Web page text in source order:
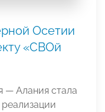
Осетии
«СВОй
— Алания стала